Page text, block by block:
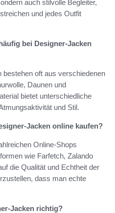
auch stilvolle Begleiter,
und jedes Outfit
bei Designer-Jacken
oft aus verschiedenen
Daunen und
bietet unterschiedliche
und Stil.
Jacken online kaufen?
Online-Shops
wie Farfetch, Zalando
die Qualität und Echtheit der
dass man echte
Jacken richtig?